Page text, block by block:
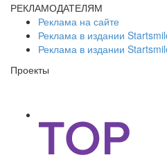
РЕКЛАМОДАТЕЛЯМ
Реклама на сайте
Реклама в издании
Реклама в издании
Проекты